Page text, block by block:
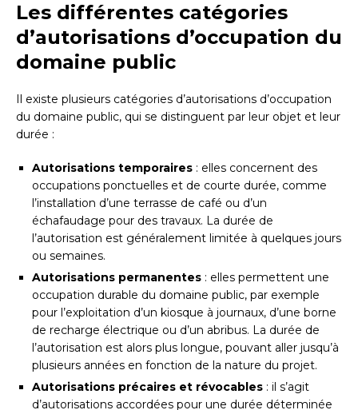
Les différentes catégories
d’autorisations d’occupation du
domaine public
Il existe plusieurs catégories d’autorisations d’occupation
du domaine public, qui se distinguent par leur objet et leur
durée :
Autorisations temporaires : elles concernent des
occupations ponctuelles et de courte durée, comme
l’installation d’une terrasse de café ou d’un
échafaudage pour des travaux. La durée de
l’autorisation est généralement limitée à quelques jours
ou semaines.
Autorisations permanentes : elles permettent une
occupation durable du domaine public, par exemple
pour l’exploitation d’un kiosque à journaux, d’une borne
de recharge électrique ou d’un abribus. La durée de
l’autorisation est alors plus longue, pouvant aller jusqu’à
plusieurs années en fonction de la nature du projet.
Autorisations précaires et révocables : il s’agit
d’autorisations accordées pour une durée déterminée